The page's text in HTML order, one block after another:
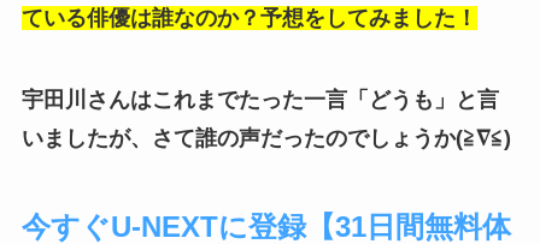
ている俳優は誰なのか？ 予想をしてみました！
宇田川さんはこれまでたった一言「どうも」と言
いましたが、さて誰の声だったのでしょうか(≧∇≦)
今すぐU-NEXTに登録【31日間無料体